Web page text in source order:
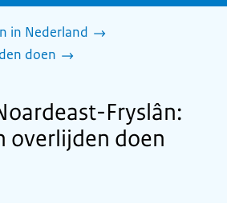
in Nederland
doen
Fryslân:
overlijden doen